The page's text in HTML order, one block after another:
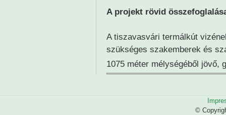
A projekt rövid
A tiszavasvári termálkút
szükséges szakemberek és
1075 méter mélységéből jövő,
©